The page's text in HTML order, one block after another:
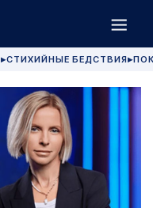
▶СТИХИЙНЫЕ БЕДСТВИЯ▶